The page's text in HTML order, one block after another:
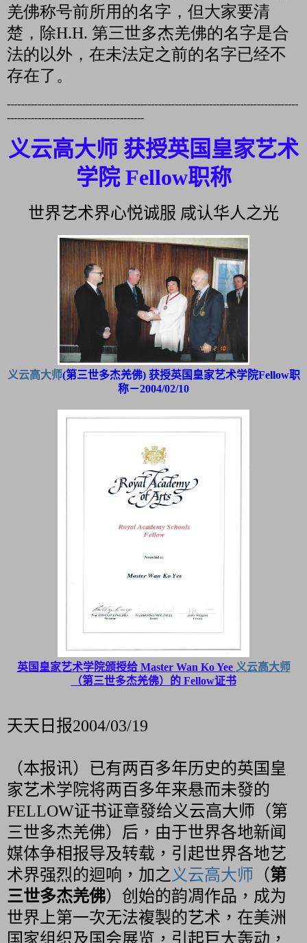
羌佛称号前所用的名字，但大家要清
楚，除H.H. 第三世多杰羌佛的名字是合
法的以外，在未法定之前的名字已经不
存在了。
-------------------------------------------------------------------------------------
----------------------------------------
义云高大师 获授英国皇家艺术
学院 Fellow职称
世界艺术界心悦诚服 咸认华人之光
义云高大师(第三世多杰羌佛) 获授英国皇家艺术学院Fellow职
称－2004/02/10
英国皇家艺术学院颁授给 Master Wan Ko Yee 义云高大师
（第三世多杰羌佛）的 Fellow证书
天天日报2004/03/19
（本报讯）已有两百多年历史的英国皇
家艺术学院将两百多年来悬而未發的
FELLOW证书证章發给义云高大师（第
三世多杰羌佛）后，由于世界各地新闻
媒体争相报导及转载，引起世界各地艺
术界强烈的迴响，加之 义云高大师 （第
三世多杰羌佛）创始的韵凋作品，成为
世界上第一次无法複製的艺术，在美洲
国家组织及国会展览，引起巨大轰动，